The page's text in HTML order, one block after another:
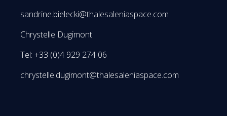
sandrine.bielecki@thalesaleniaspace.com
Chrystelle Dugimont
Tel: +33 (0)4 929 274 06
chrystelle.dugimont@thalesaleniaspace.com